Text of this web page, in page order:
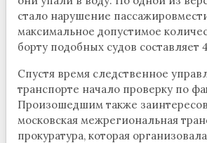
стало нарушение
максимальное допустимое
борту подобных судов составляет
Спустя время следственное
транспорте начало проверку по
Произошедшим также
московская межрегиональная
прокуратура, которая